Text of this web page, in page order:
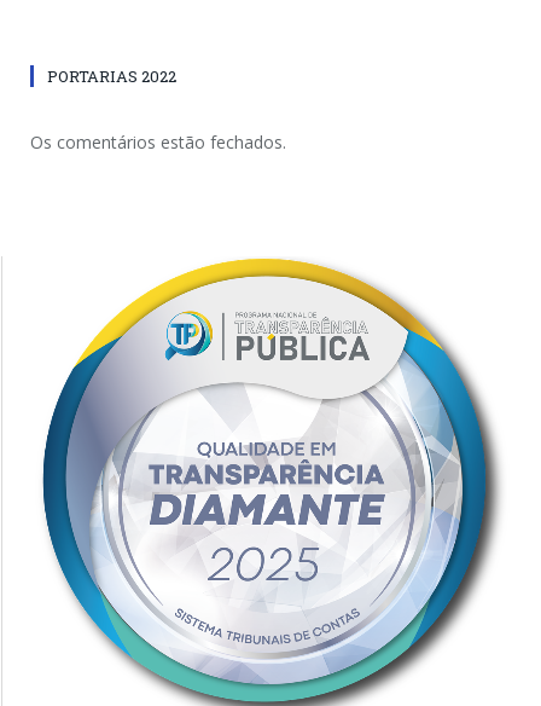
PORTARIAS 2022
Os comentários estão fechados.